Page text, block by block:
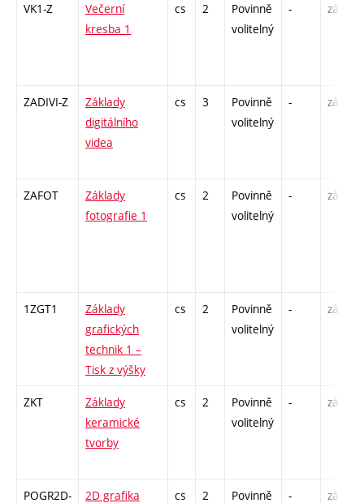
VK1-Z
Večerní
kresba 1
cs 2
Povinně
volitelný
- zá
ZADIVI-Z
Základy
digitálního
videa
cs 3
Povinně
volitelný
- zá
ZAFOT
Základy
fotografie 1
cs 2
Povinně
volitelný
- zá
1ZGT1
Základy
grafických
technik 1 –
Tisk z výšky
cs 2
Povinně
volitelný
- zá
ZKT
Základy
keramické
tvorby
cs 2
Povinně
volitelný
- zá
POGR2D-
2D grafika cs 2
Povinně
- zá